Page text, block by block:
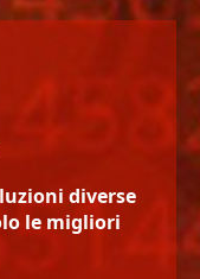
diverse
le migliori